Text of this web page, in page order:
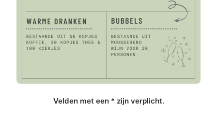
Velden met een * zijn verplicht.